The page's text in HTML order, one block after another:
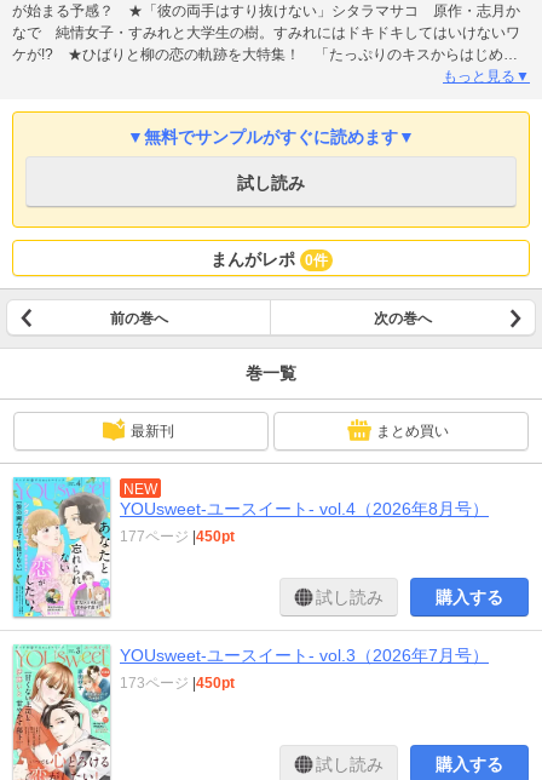
が始まる予感？ ★「彼の両手はすり抜けない」シタラマサコ 原作・志月か
なで 純情女子・すみれと大学生の樹。すみれにはドキドキしてはいけないワ
ケが!? ★ひばりと柳の恋の軌跡を大特集！ 「たっぷりのキスからはじめて
Special pages」梨花チマキ ★〈新連載！〉「さよなら、私のセキスタント」
★〈新連載！〉「埼玉住みの私は、辺境伯を攻略したい！」湊ユウキ 冴えな
い私・長谷川律子（45）が、転生したらヒロインに!!?? ★「幸せはどの先
に」人間まお 仕事と恋、どっちが大切？ ハートフル読み切り！ ※収録作
品「たっぷりのキスからはじめて Special pages」は、特集記事ページです。
「幸せはどの先に」は、配信中の「【単話売】幸せはどの先に」全3巻と同エピ
ソードです。
もっと見る▼
▼無料でサンプルがすぐに読めます▼
試し読み
まんがレポ 0件
前の巻へ 次の巻へ
巻一覧
最新刊 まとめ買い
NEW
YOUsweet-ユースイート- vol.4（2026年8月号）
177ページ |450pt
試し読み 購入する
YOUsweet-ユースイート- vol.3（2026年7月号）
173ページ |450pt
試し読み 購入する